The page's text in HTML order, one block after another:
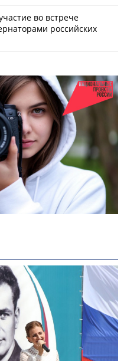
во встрече
российских